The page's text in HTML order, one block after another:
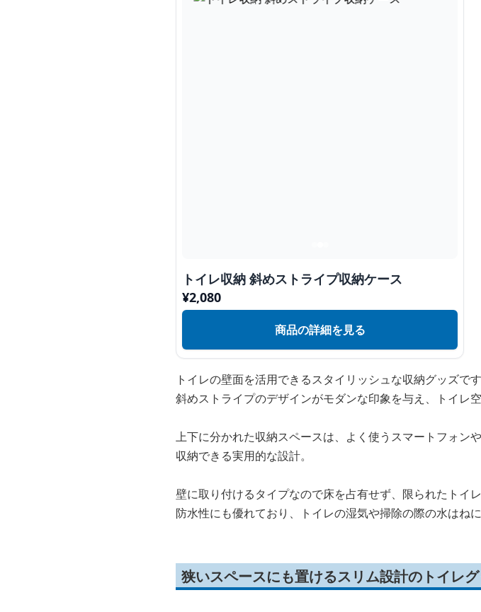
トイレ収納 斜めストライプ収納ケース
¥2,080
商品の詳細を見る
トイレの壁面を活用できるスタイリッシュな収納グッズです
斜めストライプのデザインがモダンな印象を与え、トイレ
上下に分かれた収納スペースは、よく使うスマートフォン
収納できる実用的な設計。
壁に取り付けるタイプなので床を占有せず、限られたトイ
防水性にも優れており、トイレの湿気や掃除の際の水はね
狭いスペースにも置けるスリム設計のトイレ